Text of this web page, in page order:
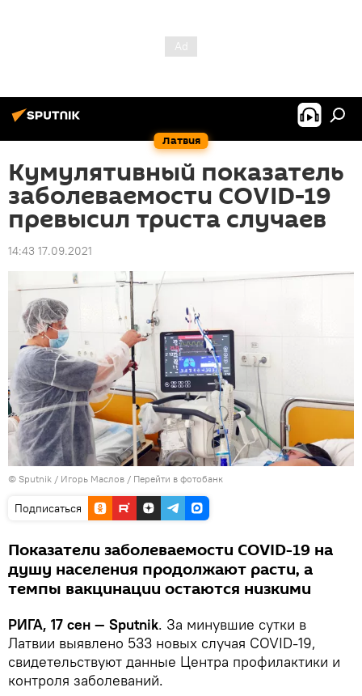
Латвия
Кумулятивный показатель
заболеваемости COVID-19
превысил триста случаев
14:43 17.09.2021
© Sputnik / Игорь Маслов / Перейти в фотобанк
Подписаться
Показатели заболеваемости COVID-19 на
душу населения продолжают расти, а
темпы вакцинации остаются низкими
РИГА, 17 сен — Sputnik. За минувшие сутки в
Латвии выявлено 533 новых случая COVID-19,
свидетельствуют данные Центра профилактики и
контроля заболеваний.